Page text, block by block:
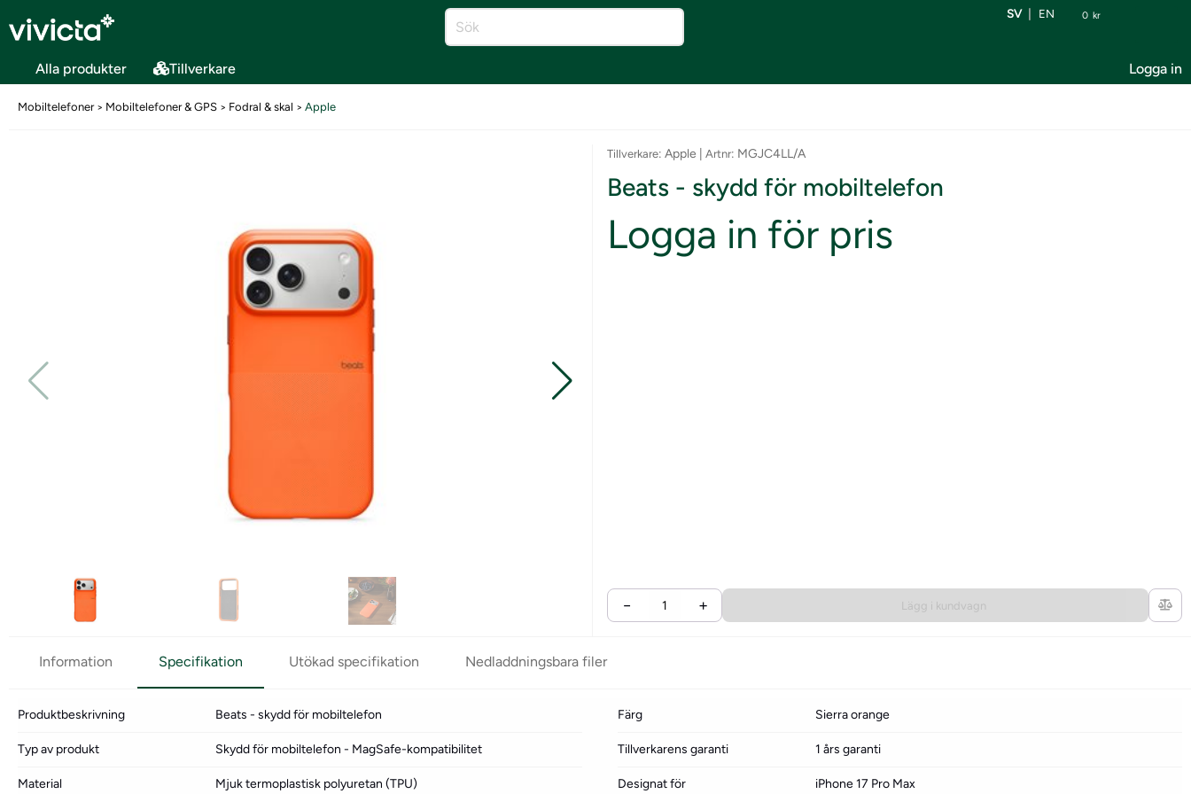
SV EN 0 kr
Alla produkter Tillverkare Logga in
Mobiltelefoner> Mobiltelefoner & GPS > Fodral & skal > Apple
Tillverkare: Apple | Artnr: MGJC4LL/A
Beats - skydd för mobiltelefon
Logga in för pris
− + Lägg i kundvagn
Information Specifikation Utökad specifikation Nedladdningsbara filer
Produktbeskrivning Beats - skydd för mobiltelefon
Typ av produkt Skydd för mobiltelefon - MagSafe-kompatibilitet
Material Mjuk termoplastisk polyuretan (TPU)
Färg Sierra orange
Tillverkarens garanti 1 års garanti
Designat för iPhone 17 Pro Max